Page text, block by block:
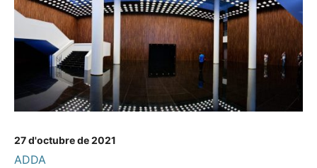
27 d'octubre de 2021
ADDA